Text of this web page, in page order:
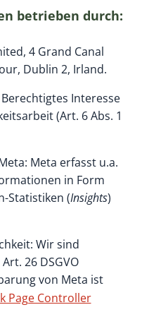
betrieben durch:
4 Grand Canal
Dublin 2, Irland.
Interesse
(Art. 6 Abs. 1
Meta erfasst u.a.
in Form
Statistiken (Insights)
Wir sind
26 DSGVO
von Meta ist
Page Controller